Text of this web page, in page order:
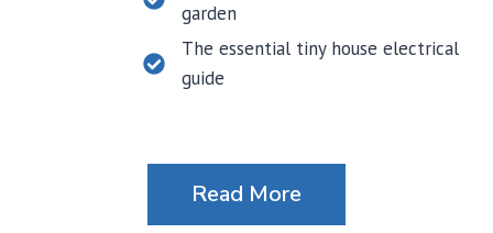
garden
The essential tiny house electrical
guide
Read More